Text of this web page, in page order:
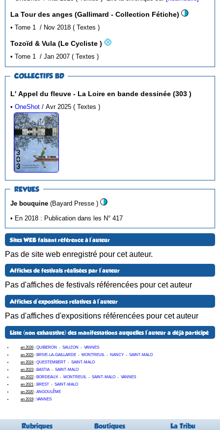
La Tour des anges (Gallimard - Collection Fétiche)
• Tome 1 / Nov 2018 ( Textes )
Tozoïd & Vula (Le Cycliste )
• Tome 1 / Jan 2007 ( Textes )
COLLECTIFS BD
L' Appel du fleuve - La Loire en bande dessinée (303 )
•OneShot / Avr 2025 ( Textes )
REVUES
Je bouquine
(Bayard Presse )
• En 2018 : Publication dans les N° 417
Sites WEB faisant référence à l'auteur
Pas de site web enregistré pour cet auteur.
Affiches de festivals réalisées par l'auteur
Pas d'affiches de festivals référencées pour cet auteur
Affiches d'expositions relatives à l'auteur
Pas d'affiches d'expositions référencées pour cet auteur
Liste (non exhaustive) des manifestations auquelles l'auteur a déjà participé
en 2026 : QUIBERON - SAUZON - VANNES
en 2025 : BRIVE-LA-GAILLARDE - MONTREUIL- NANCY - SAINT-MALO
en 2024: QUESTEMBERT - SAINT-MALO
en 2023 : BASTIA- SAINT-MALO
en 2022 : BORDEAUX - MONTREUIL- SAINT-MALO - VANNES
en 2021 : BREST - SAINT-MALO
en 2020: ANGOULÊME
en 2019 : VANNES
Rubriques Boutiques La Tribu